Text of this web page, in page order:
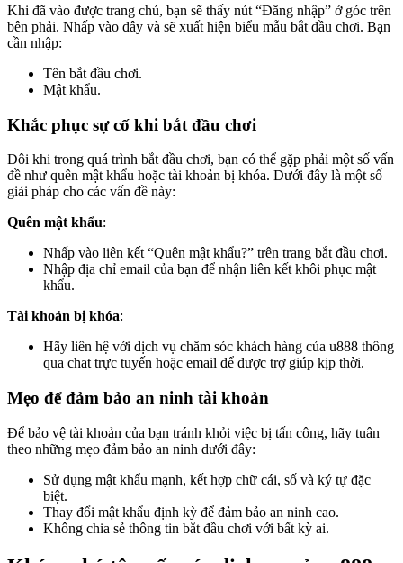
Khi đã vào được trang chủ, bạn sẽ thấy nút “Đăng nhập” ở góc trên
bên phải. Nhấp vào đây và sẽ xuất hiện biểu mẫu bắt đầu chơi. Bạn
cần nhập:
Tên bắt đầu chơi.
Mật khẩu.
Khắc phục sự cố khi bắt đầu chơi
Đôi khi trong quá trình bắt đầu chơi, bạn có thể gặp phải một số vấn
đề như quên mật khẩu hoặc tài khoản bị khóa. Dưới đây là một số
giải pháp cho các vấn đề này:
Quên mật khẩu:
Nhấp vào liên kết “Quên mật khẩu?” trên trang bắt đầu chơi.
Nhập địa chỉ email của bạn để nhận liên kết khôi phục mật
khẩu.
Tài khoản bị khóa:
Hãy liên hệ với dịch vụ chăm sóc khách hàng của u888 thông
qua chat trực tuyến hoặc email để được trợ giúp kịp thời.
Mẹo để đảm bảo an ninh tài khoản
Để bảo vệ tài khoản của bạn tránh khỏi việc bị tấn công, hãy tuân
theo những mẹo đảm bảo an ninh dưới đây:
Sử dụng mật khẩu mạnh, kết hợp chữ cái, số và ký tự đặc
biệt.
Thay đổi mật khẩu định kỳ để đảm bảo an ninh cao.
Không chia sẻ thông tin bắt đầu chơi với bất kỳ ai.